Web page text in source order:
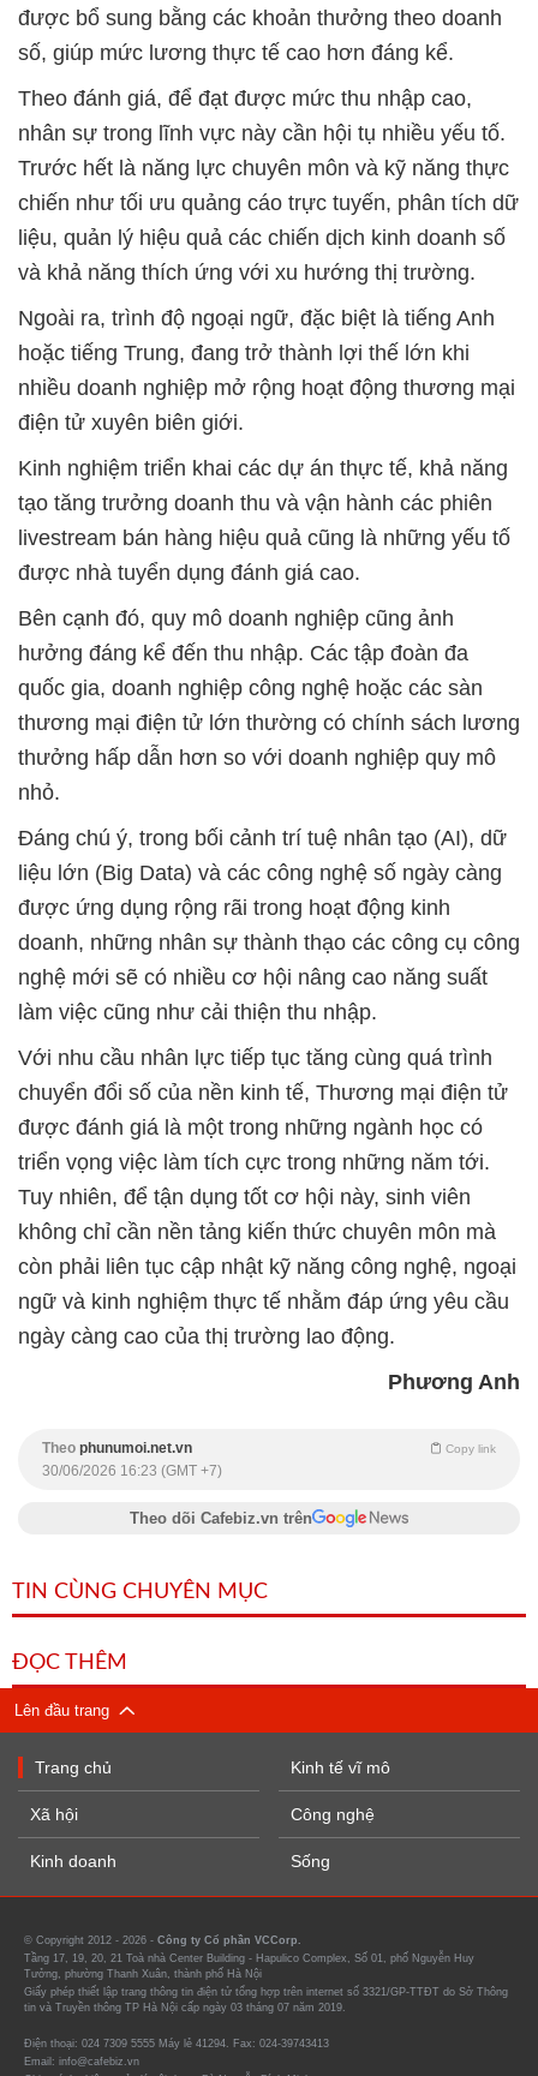
được bổ sung bằng các khoản thưởng theo doanh
số, giúp mức lương thực tế cao hơn đáng kể.
Theo đánh giá, để đạt được mức thu nhập cao,
nhân sự trong lĩnh vực này cần hội tụ nhiều yếu tố.
Trước hết là năng lực chuyên môn và kỹ năng thực
chiến như tối ưu quảng cáo trực tuyến, phân tích dữ
liệu, quản lý hiệu quả các chiến dịch kinh doanh số
và khả năng thích ứng với xu hướng thị trường.
Ngoài ra, trình độ ngoại ngữ, đặc biệt là tiếng Anh
hoặc tiếng Trung, đang trở thành lợi thế lớn khi
nhiều doanh nghiệp mở rộng hoạt động thương mại
điện tử xuyên biên giới.
Kinh nghiệm triển khai các dự án thực tế, khả năng
tạo tăng trưởng doanh thu và vận hành các phiên
livestream bán hàng hiệu quả cũng là những yếu tố
được nhà tuyển dụng đánh giá cao.
Bên cạnh đó, quy mô doanh nghiệp cũng ảnh
hưởng đáng kể đến thu nhập. Các tập đoàn đa
quốc gia, doanh nghiệp công nghệ hoặc các sàn
thương mại điện tử lớn thường có chính sách lương
thưởng hấp dẫn hơn so với doanh nghiệp quy mô
nhỏ.
Đáng chú ý, trong bối cảnh trí tuệ nhân tạo (AI), dữ
liệu lớn (Big Data) và các công nghệ số ngày càng
được ứng dụng rộng rãi trong hoạt động kinh
doanh, những nhân sự thành thạo các công cụ công
nghệ mới sẽ có nhiều cơ hội nâng cao năng suất
làm việc cũng như cải thiện thu nhập.
Với nhu cầu nhân lực tiếp tục tăng cùng quá trình
chuyển đổi số của nền kinh tế, Thương mại điện tử
được đánh giá là một trong những ngành học có
triển vọng việc làm tích cực trong những năm tới.
Tuy nhiên, để tận dụng tốt cơ hội này, sinh viên
không chỉ cần nền tảng kiến thức chuyên môn mà
còn phải liên tục cập nhật kỹ năng công nghệ, ngoại
ngữ và kinh nghiệm thực tế nhằm đáp ứng yêu cầu
ngày càng cao của thị trường lao động.
Phương Anh
Theo phunumoi.net.vn Copy link
30/06/2026 16:23 (GMT +7)
Theo dõi Cafebiz.vn trên
TIN CÙNG CHUYÊN MỤC
ĐỌC THÊM
Lên đầu trang
Trang chủ
Xã hội
Kinh doanh
Kinh tế vĩ mô
Công nghệ
Sống
© Copyright 2012 - 2026 - Công ty Cổ phần VCCorp.
Tầng 17, 19, 20, 21 Toà nhà Center Building - Hapulico Complex, Số 01, phố Nguyễn Huy
Tưởng, phường Thanh Xuân, thành phố Hà Nội
Giấy phép thiết lập trang thông tin điện tử tổng hợp trên internet số 3321/GP-TTĐT do Sở Thông
tin và Truyền thông TP Hà Nội cấp ngày 03 tháng 07 năm 2019.
Điện thoại: 024 7309 5555 Máy lẻ 41294. Fax: 024-39743413
Email: info@cafebiz.vn